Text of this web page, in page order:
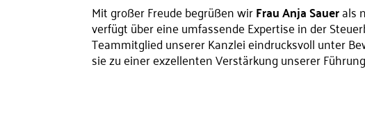
Mit großer Freude begrüßen wirFrau Anja Sauerals
verfügt über eine umfassende Expertise in der
Teammitglied unserer Kanzlei eindrucksvoll unter
sie zu einer exzellenten Verstärkung unserer